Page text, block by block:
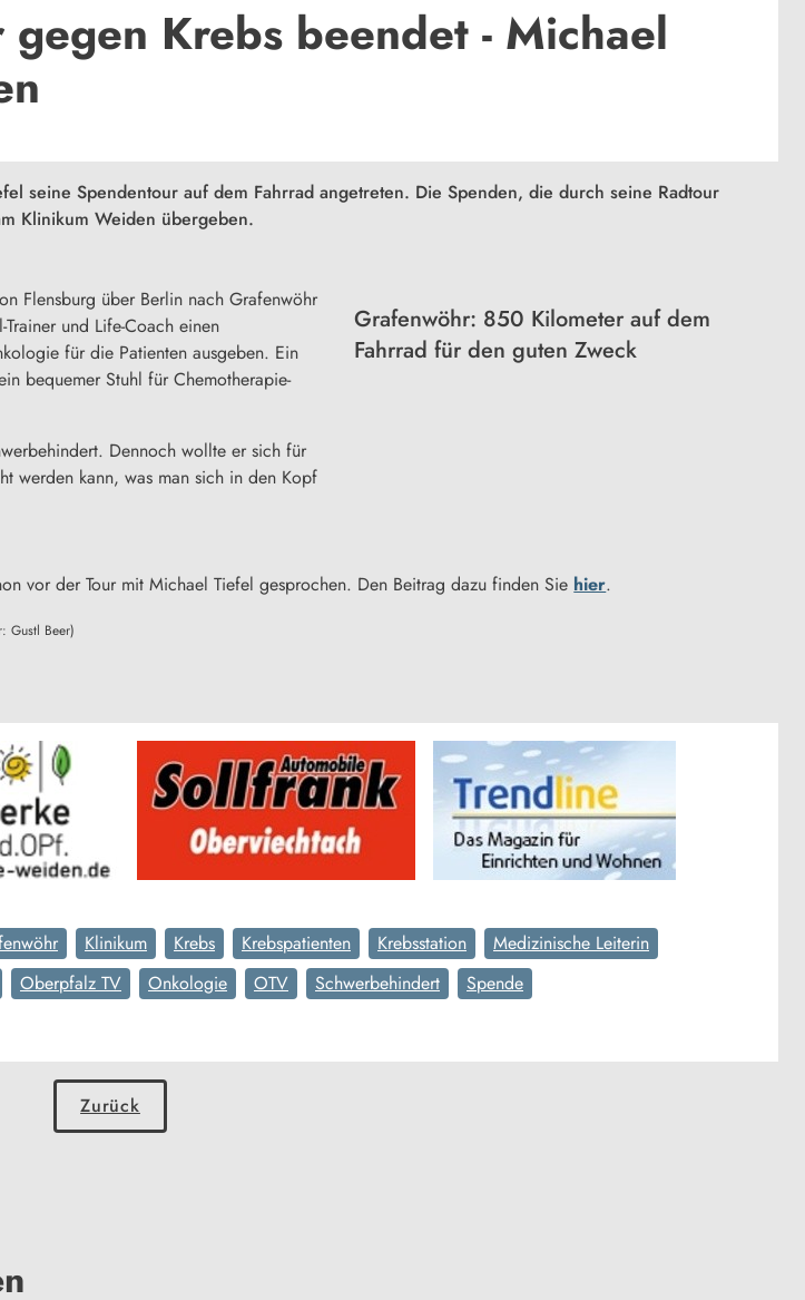
Krebs beendet - Michael
seine Spendentour auf dem Fahrrad angetreten. Die Spenden, die durch seine Radtour
Klinikum Weiden übergeben.
Flensburg über Berlin nach Grafenwöhr
und Life-Coach einen
für die Patienten ausgeben. Ein
bequemer Stuhl für Chemotherapie-
Dennoch wollte er sich für
werden kann, was man sich in den Kopf
Grafenwöhr: 850 Kilometer auf dem
Fahrrad für den guten Zweck
vor der Tour mit Michael Tiefel gesprochen. Den Beitrag dazu finden Sie hier.
Gustl Beer)
Klinikum Krebs Krebspatienten Krebsstation
Medizinische Leiterin
Oberpfalz TV Onkologie OTV Schwerbehindert
Spende
Zurück